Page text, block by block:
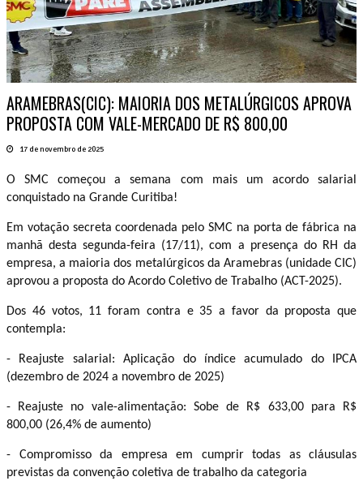
ARAMEBRAS(CIC): MAIORIA DOS METALÚRGICOS APROVA
PROPOSTA COM VALE-MERCADO DE R$ 800,00
17 de novembro de 2025
O SMC começou a semana com mais um acordo salarial
conquistado na Grande Curitiba!
Em votação secreta coordenada pelo SMC na porta de fábrica na
manhã desta segunda-feira (17/11), com a presença do RH da
empresa, a maioria dos metalúrgicos da Aramebras (unidade CIC)
aprovou a proposta do Acordo Coletivo de Trabalho (ACT-2025).
Dos 46 votos, 11 foram contra e 35 a favor da proposta que
contempla:
- Reajuste salarial: Aplicação do índice acumulado do IPCA
(dezembro de 2024 a novembro de 2025)
- Reajuste no vale-alimentação: Sobe de R$ 633,00 para R$
800,00 (26,4% de aumento)
- Compromisso da empresa em cumprir todas as cláusulas
previstas da convenção coletiva de trabalho da categoria